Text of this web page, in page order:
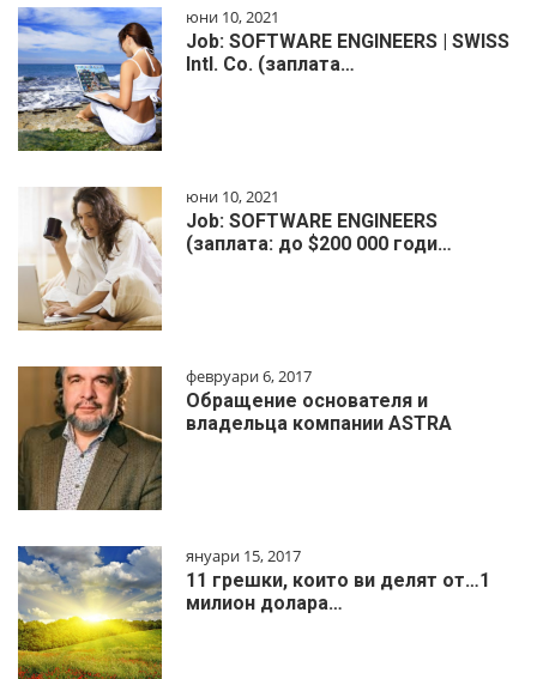
юни 10, 2021
Job: SOFTWARE ENGINEERS | SWISS
Intl. Co. (заплата…
юни 10, 2021
Job: SOFTWARE ENGINEERS
(заплата: до $200 000 годи…
февруари 6, 2017
Обращение основателя и
владельца компании ASTRA
януари 15, 2017
11 грешки, които ви делят от…1
милиoн дoлapa…